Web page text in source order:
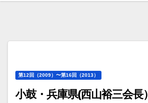
第12回（2009）〜第16回（2013）
小鼓・兵庫県(西山裕三会長）